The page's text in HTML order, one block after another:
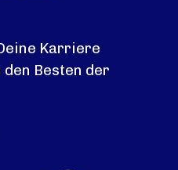
Karriere
Besten der